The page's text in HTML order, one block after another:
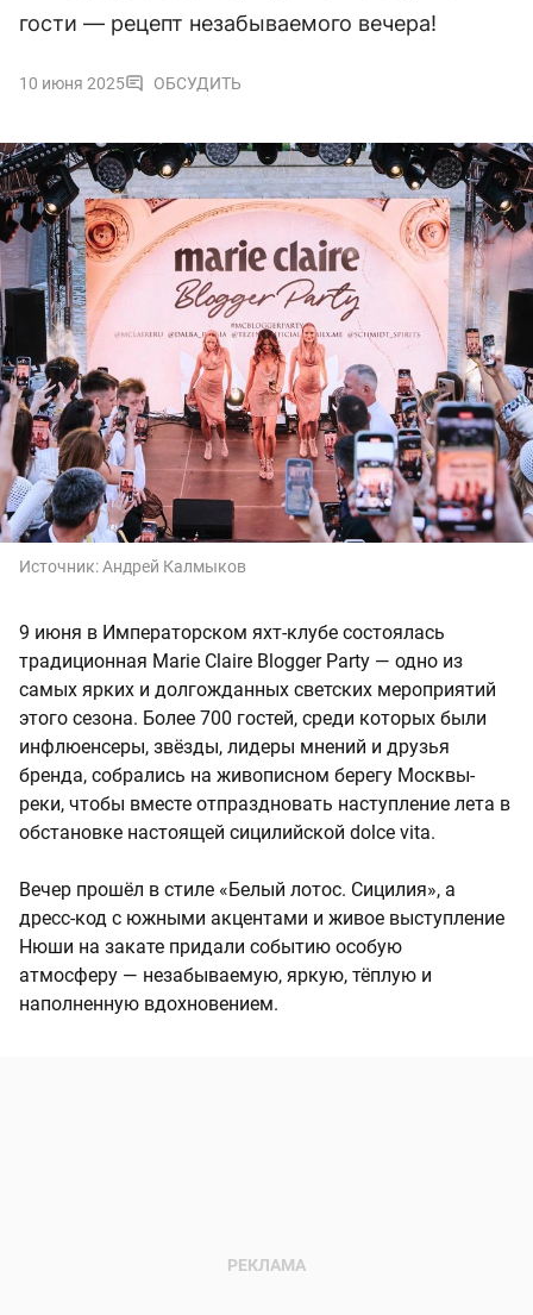
гости — рецепт незабываемого вечера!
10 июня 2025 ОБСУДИТЬ
Источник:Андрей Калмыков
9 июня в Императорском яхт-клубе состоялась
традиционная Marie Claire Blogger Party — одно из
самых ярких и долгожданных светских мероприятий
этого сезона. Более 700 гостей, среди которых были
инфлюенсеры, звёзды, лидеры мнений и друзья
бренда, собрались на живописном берегу Москвы-
реки, чтобы вместе отпраздновать наступление лета в
обстановке настоящей сицилийской dolce vita.
Вечер прошёл в стиле «Белый лотос. Сицилия», а
дресс-код с южными акцентами и живое выступление
Нюши на закате придали событию особую
атмосферу — незабываемую, яркую, тёплую и
наполненную вдохновением.